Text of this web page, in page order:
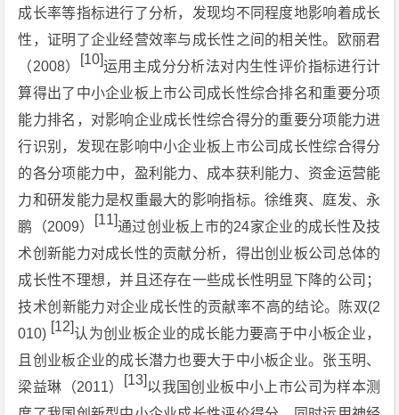
成长率等指标进行了分析，发现均不同程度地影响着成长
性，证明了企业经营效率与成长性之间的相关性。欧丽君
（2008）
[10]运用主成分分析法对内生性评价指标进行计
算得出了中小企业板上市公司成长性综合排名和重要分项
能力排名，对影响企业成长性综合得分的重要分项能力进
行识别，发现在影响中小企业板上市公司成长性综合得分
的各分项能力中，盈利能力、成本获利能力、资金运营能
力和研发能力是权重最大的影响指标。徐维爽、庭发、永
鹏（2009）
[11]通过创业板上市的24家企业的成长性及技
术创新能力对成长性的贡献分析，得出创业板公司总体的
成长性不理想，并且还存在一些成长性明显下降的公司；
技术创新能力对企业成长性的贡献率不高的结论。陈双(2
010) [12]认为创业板企业的成长能力要高于中小板企业，
且创业板企业的成长潜力也要大于中小板企业。张玉明、
梁益琳（2011）
[13]以我国创业板中小上市公司为样本测